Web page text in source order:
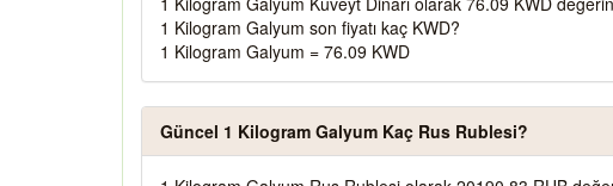
1 Kilogram Galyum son fiyatı kaç KWD?
1 Kilogram Galyum = 76.09 KWD
Güncel 1 Kilogram Galyum Kaç Rus Rublesi?